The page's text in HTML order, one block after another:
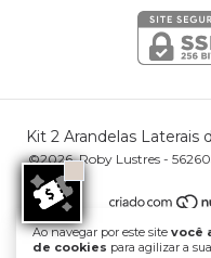
Ao navegar por este site você
de cookies para agilizar a
Kit 2 Arandelas Laterais
©2026. Roby Lustres -